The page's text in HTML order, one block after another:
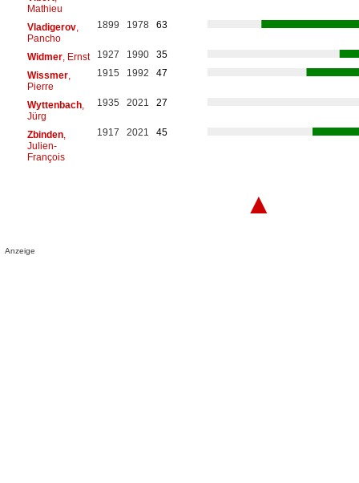
Mathieu
Vladigerov,
Pancho
1899 1978 63
Widmer, Ernst 1927 1990
35
Wissmer,
Pierre
1915 1992 47
Wyttenbach,
Jürg
1935 2021 27
Zbinden,
Julien-
François
1917 2021 45
▲
Anzeige